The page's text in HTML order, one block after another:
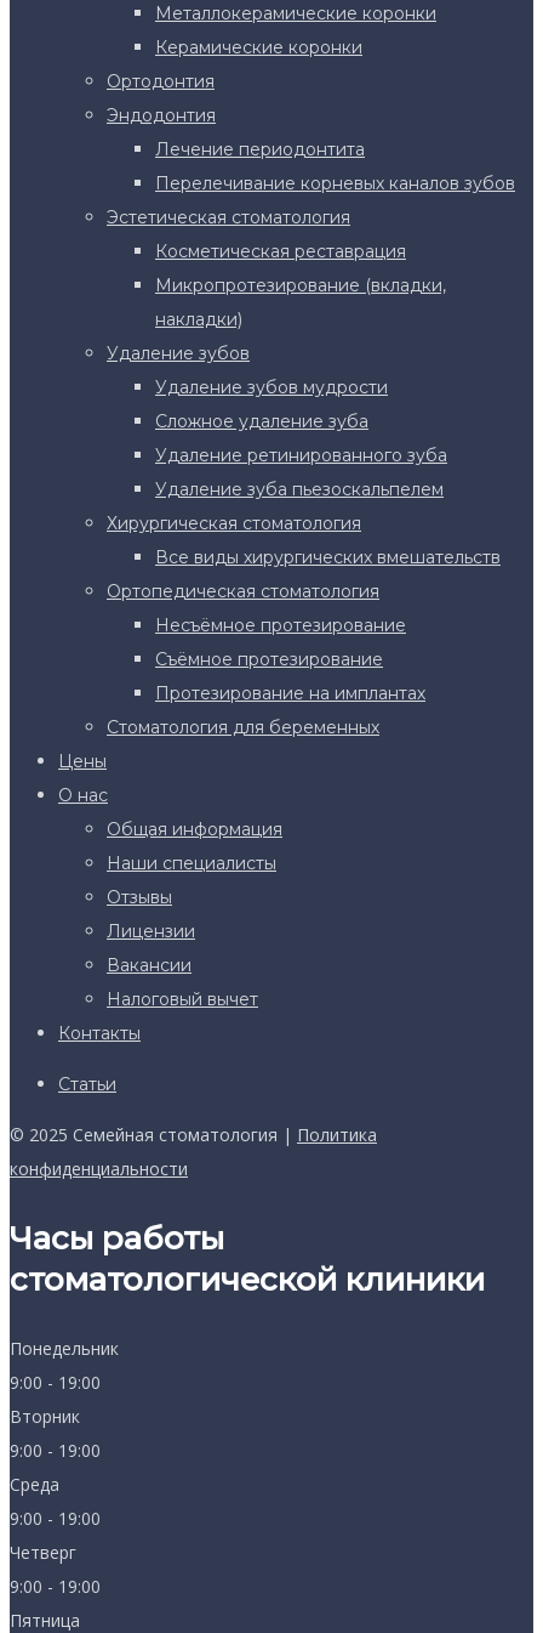
Металлокерамические коронки
Керамические коронки
Ортодонтия
Эндодонтия
Лечение периодонтита
Перелечивание корневых каналов зубов
Эстетическая стоматология
Косметическая реставрация
Микропротезирование (вкладки,
накладки)
Удаление зубов
Удаление зубов мудрости
Сложное удаление зуба
Удаление ретинированного зуба
Удаление зуба пьезоскальпелем
Хирургическая стоматология
Все виды хирургических вмешательств
Ортопедическая стоматология
Несъёмное протезирование
Съёмное протезирование
Протезирование на имплантах
Стоматология для беременных
Цены
О нас
Общая информация
Наши специалисты
Отзывы
Лицензии
Вакансии
Налоговый вычет
Контакты
Статьи
© 2025 Семейная стоматология | Политика
конфиденциальности
Часы работы
стоматологической клиники
Понедельник
9:00 - 19:00
Вторник
9:00 - 19:00
Среда
9:00 - 19:00
Четверг
9:00 - 19:00
Пятница